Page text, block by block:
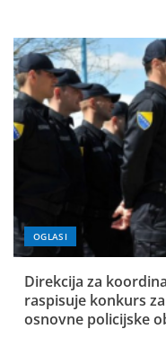
OGLASI
Direkcija za
raspisuje konkurs
osnovne policijske